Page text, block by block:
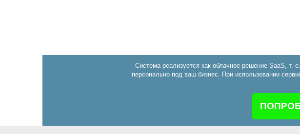
Система реализуется как облачное решение SaaS, т.
персонально под ваш бизнес. При использовании